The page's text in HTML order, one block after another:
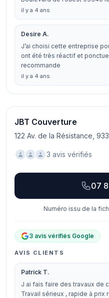
il y a 4 ans
Desire A.
J’ai choisi cette entreprise
ont été très réactif et
recommande
il y a 4 ans
JBT Couverture
122 Av. de la Résistance,
3 avis vérifiés
07
Numéro issu de la
3 avis vérifiés Google
AVIS CLIENTS
Patrick T.
J ai fais faire des travaux de
Travail sérieux , rapide à prix